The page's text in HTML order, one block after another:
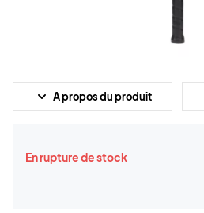
A propos du produit
En rupture de stock